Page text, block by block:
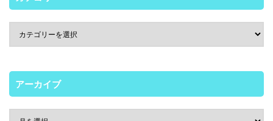
アーカイブ